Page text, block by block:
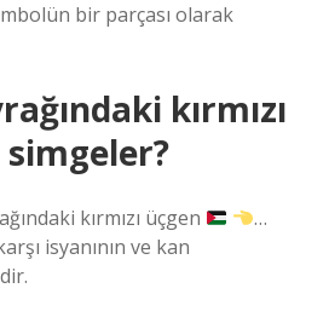
bir parçası olarak
kırmızı
kırmızı üçgen
…
isyanının ve kan